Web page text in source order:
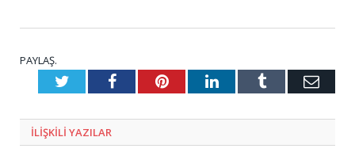
PAYLAŞ.
TwitterFacebookPinterestLinkedInTumblr E-
ILIŞKILI YAZILAR